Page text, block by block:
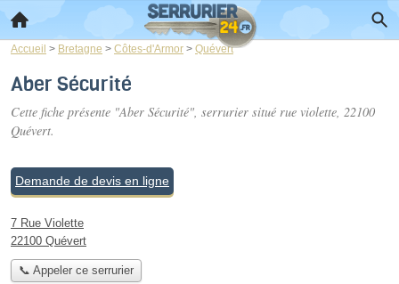
Accueil > Bretagne > Côtes-d'Armor > Quévert
Aber Sécurité
Cette fiche présente "Aber Sécurité", serrurier situé rue violette, 22100
Quévert.
Demande de devis en ligne
7 Rue Violette
22100 Quévert
📞 Appeler ce serrurier